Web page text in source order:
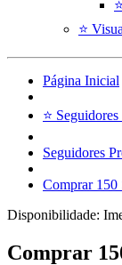
⭐
Página Inicial
⭐
Seguidores
Comprar 150
Disponibilidade:
Comprar